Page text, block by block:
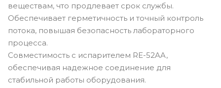
веществам, что продлевает срок службы.
Обеспечивает герметичность и точный контроль
потока, повышая безопасность лабораторного
процесса.
Совместимость с испарителем RE-52AA,
обеспечивая надежное соединение для
стабильной работы оборудования.